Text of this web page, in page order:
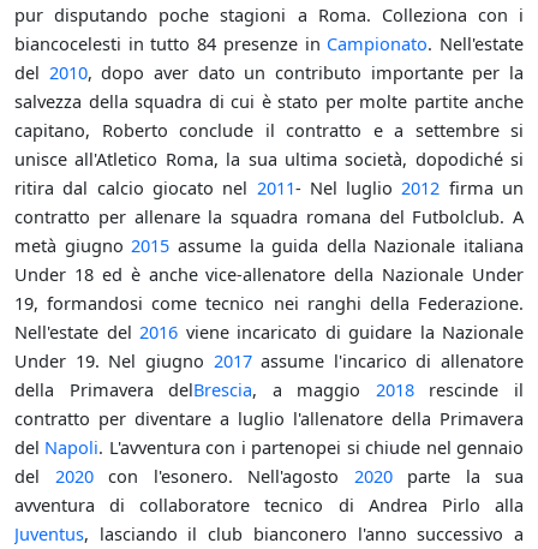
pur disputando poche stagioni a Roma. Colleziona con i
biancocelesti in tutto 84 presenze in Campionato. Nell'estate
del 2010, dopo aver dato un contributo importante per la
salvezza della squadra di cui è stato per molte partite anche
capitano, Roberto conclude il contratto e a settembre si
unisce all'Atletico Roma, la sua ultima società, dopodiché si
ritira dal calcio giocato nel 2011- Nel luglio2012 firma un
contratto per allenare la squadra romana del Futbolclub. A
metà giugno2015 assume la guida della Nazionale italiana
Under 18 ed è anche vice-allenatore della Nazionale Under
19, formandosi come tecnico nei ranghi della Federazione.
Nell'estate del 2016 viene incaricato di guidare la Nazionale
Under 19. Nel giugno 2017assume l'incarico di allenatore
della Primavera delBrescia, a maggio 2018rescinde il
contratto per diventare a luglio l'allenatore della Primavera
del Napoli. L'avventura con i partenopei si chiude nel gennaio
del 2020con l'esonero. Nell'agosto 2020parte la sua
avventura di collaboratore tecnico di Andrea Pirlo alla
Juventus, lasciando il club bianconero l'anno successivo a